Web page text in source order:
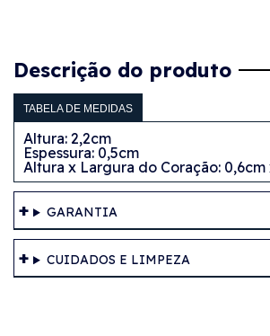
Descrição do produto
TABELA DE MEDIDAS
Altura: 2,2cm
Espessura: 0,5cm
Altura x Largura do Coração: 0,6cm
GARANTIA
CUIDADOS E LIMPEZA